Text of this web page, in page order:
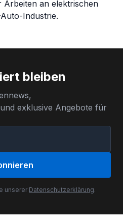
an elektrischen
Industrie.
bleiben
exklusive Angebote für
unserer Datenschutzerklärung.